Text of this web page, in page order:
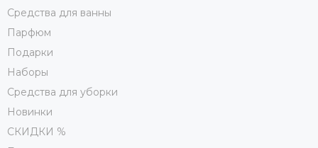
Средства для ванны
Парфюм
Подарки
Наборы
Средства для уборки
Новинки
СКИДКИ %